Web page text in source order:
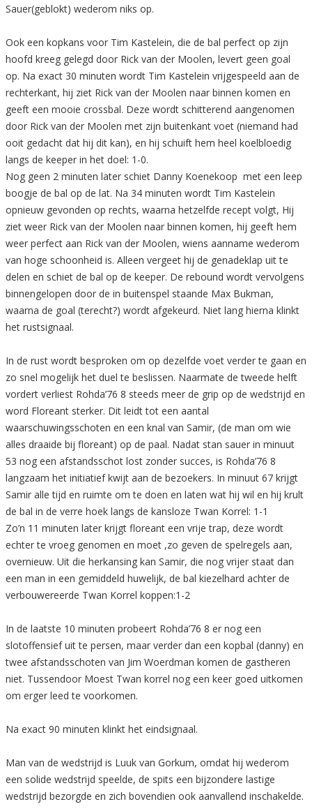
Sauer(geblokt) wederom niks op.
Ook een kopkans voor Tim Kastelein, die de bal perfect op zijn
hoofd kreeg gelegd door Rick van der Moolen, levert geen goal
op. Na exact 30 minuten wordt Tim Kastelein vrijgespeeld aan de
rechterkant, hij ziet Rick van der Moolen naar binnen komen en
geeft een mooie crossbal. Deze wordt schitterend aangenomen
door Rick van der Moolen met zijn buitenkant voet (niemand had
ooit gedacht dat hij dit kan), en hij schuift hem heel koelbloedig
langs de keeper in het doel: 1-0.
Nog geen 2 minuten later schiet Danny Koenekoop met een leep
boogje de bal op de lat. Na 34 minuten wordt Tim Kastelein
opnieuw gevonden op rechts, waarna hetzelfde recept volgt, Hij
ziet weer Rick van der Moolen naar binnen komen, hij geeft hem
weer perfect aan Rick van der Moolen, wiens aanname wederom
van hoge schoonheid is. Alleen vergeet hij de genadeklap uit te
delen en schiet de bal op de keeper. De rebound wordt vervolgens
binnengelopen door de in buitenspel staande Max Bukman,
waarna de goal (terecht?) wordt afgekeurd. Niet lang hierna klinkt
het rustsignaal.
In de rust wordt besproken om op dezelfde voet verder te gaan en
zo snel mogelijk het duel te beslissen. Naarmate de tweede helft
vordert verliest Rohda’76 8 steeds meer de grip op de wedstrijd en
word Floreant sterker. Dit leidt tot een aantal
waarschuwingsschoten en een knal van Samir, (de man om wie
alles draaide bij floreant) op de paal. Nadat stan sauer in minuut
53 nog een afstandsschot lost zonder succes, is Rohda’76 8
langzaam het initiatief kwijt aan de bezoekers. In minuut 67 krijgt
Samir alle tijd en ruimte om te doen en laten wat hij wil en hij krult
de bal in de verre hoek langs de kansloze Twan Korrel: 1-1
Zo’n 11 minuten later krijgt floreant een vrije trap, deze wordt
echter te vroeg genomen en moet ,zo geven de spelregels aan,
overnieuw. Uit die herkansing kan Samir, die nog vrijer staat dan
een man in een gemiddeld huwelijk, de bal kiezelhard achter de
verbouwereerde Twan Korrel koppen:1-2
In de laatste 10 minuten probeert Rohda’76 8 er nog een
slotoffensief uit te persen, maar verder dan een kopbal (danny) en
twee afstandsschoten van Jim Woerdman komen de gastheren
niet. Tussendoor Moest Twan korrel nog een keer goed uitkomen
om erger leed te voorkomen.
Na exact 90 minuten klinkt het eindsignaal.
Man van de wedstrijd is Luuk van Gorkum, omdat hij wederom
een solide wedstrijd speelde, de spits een bijzondere lastige
wedstrijd bezorgde en zich bovendien ook aanvallend inschakelde.